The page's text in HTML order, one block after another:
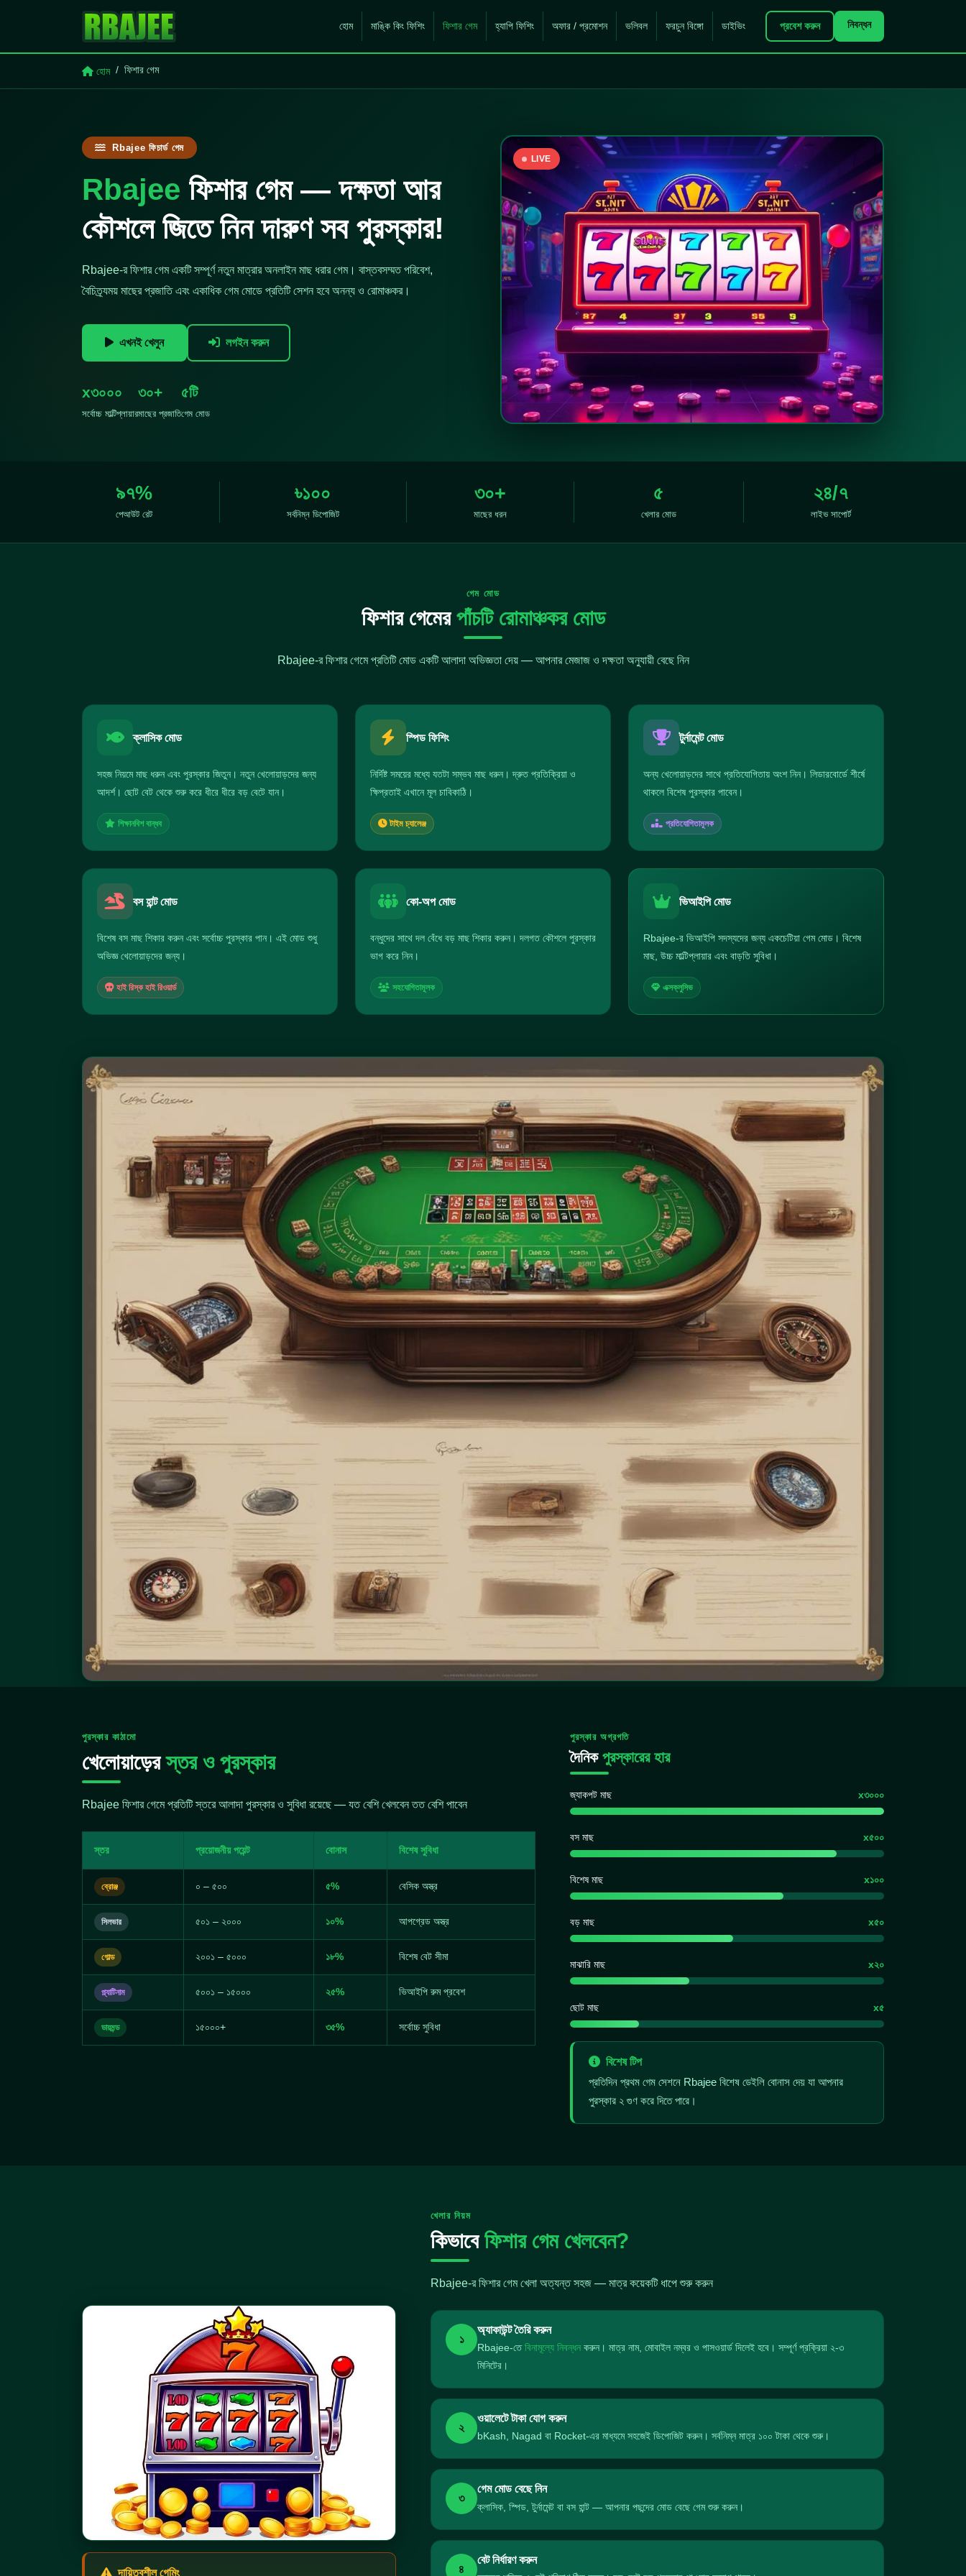
হোম মাঙ্কি কিং ফিশিং ফিশার গেম হ্যাপি ফিশিং অফার / প্রমোশন ভলিবল ফরচুন বিঙ্গো ডাইভিং প্রবেশ করুন নিবন্ধন
হোম ফিশার গেম
Rbajee ফিচার্ড গেম
Rbajee ফিশার গেম — দক্ষতা আর
কৌশলে জিতে নিন দারুণ সব পুরস্কার!
Rbajee-র ফিশার গেম একটি সম্পূর্ণ নতুন মাত্রার অনলাইন মাছ ধরার গেম। বাস্তবসম্মত পরিবেশ,
বৈচিত্র্যময় মাছের প্রজাতি এবং একাধিক গেম মোডে প্রতিটি সেশন হবে অনন্য ও রোমাঞ্চকর।
এখনই খেলুন লগইন করুন
x৩০০০
সর্বোচ্চ মাল্টিপ্লায়ার
৩০+
মাছের প্রজাতি
৫টি
গেম মোড
LIVE
৯৭%
পেআউট রেট
৳১০০
সর্বনিম্ন ডিপোজিট
৩০+
মাছের ধরন
৫
খেলার মোড
২৪/৭
লাইভ সাপোর্ট
গেম মোড
ফিশার গেমেরপাঁচটি রোমাঞ্চকর মোড
Rbajee-র ফিশার গেমে প্রতিটি মোড একটি আলাদা অভিজ্ঞতা দেয় — আপনার মেজাজ ও দক্ষতা অনুযায়ী বেছে নিন
ক্লাসিক মোড
সহজ নিয়মে মাছ ধরুন এবং পুরস্কার জিতুন। নতুন খেলোয়াড়দের জন্য
আদর্শ। ছোট বেট থেকে শুরু করে ধীরে ধীরে বড় বেটে যান।
শিক্ষানবিশ বান্ধব
স্পিড ফিশিং
নির্দিষ্ট সময়ের মধ্যে যতটা সম্ভব মাছ ধরুন। দ্রুত প্রতিক্রিয়া ও
ক্ষিপ্রতাই এখানে মূল চাবিকাঠি।
টাইম চ্যালেঞ্জ
টুর্নামেন্ট মোড
অন্য খেলোয়াড়দের সাথে প্রতিযোগিতায় অংশ নিন। লিডারবোর্ডে শীর্ষে
থাকলে বিশেষ পুরস্কার পাবেন।
প্রতিযোগিতামূলক
বস হান্ট মোড
বিশেষ বস মাছ শিকার করুন এবং সর্বোচ্চ পুরস্কার পান। এই মোড শুধু
অভিজ্ঞ খেলোয়াড়দের জন্য।
হাই রিস্ক হাই রিওয়ার্ড
কো-অপ মোড
বন্ধুদের সাথে দল বেঁধে বড় মাছ শিকার করুন। দলগত কৌশলে পুরস্কার
ভাগ করে নিন।
সহযোগিতামূলক
ভিআইপি মোড
Rbajee-র ভিআইপি সদস্যদের জন্য একচেটিয়া গেম মোড। বিশেষ
মাছ, উচ্চ মাল্টিপ্লায়ার এবং বাড়তি সুবিধা।
এক্সক্লুসিভ
পুরস্কার কাঠামো
খেলোয়াড়েরস্তর ও পুরস্কার
Rbajee ফিশার গেমে প্রতিটি স্তরে আলাদা পুরস্কার ও সুবিধা রয়েছে — যত বেশি খেলবেন তত বেশি পাবেন
স্তর প্রয়োজনীয় পয়েন্ট বোনাস বিশেষ সুবিধা
ব্রোঞ্জ ০ – ৫০০ ৫% বেসিক অস্ত্র
সিলভার ৫০১ – ২০০০ ১০% আপগ্রেড অস্ত্র
গোল্ড ২০০১ – ৫০০০ ১৮% বিশেষ বেট সীমা
প্ল্যাটিনাম ৫০০১ – ১৫০০০ ২৫% ভিআইপি রুম প্রবেশ
ডায়মন্ড ১৫০০০+ ৩৫% সর্বোচ্চ সুবিধা
পুরস্কার অগ্রগতি
দৈনিক পুরস্কারের হার
জ্যাকপট মাছ x৩০০০
বস মাছ x৫০০
বিশেষ মাছ x১০০
বড় মাছ x৫০
মাঝারি মাছ x২০
ছোট মাছ x৫
বিশেষ টিপ
প্রতিদিন প্রথম গেম সেশনে Rbajee বিশেষ ডেইলি বোনাস দেয় যা আপনার
পুরস্কার ২ গুণ করে দিতে পারে।
দায়িত্বশীল গেমিং
খেলার নিয়ম
কিভাবেফিশার গেম খেলবেন?
Rbajee-র ফিশার গেম খেলা অত্যন্ত সহজ — মাত্র কয়েকটি ধাপে শুরু করুন
১
অ্যাকাউন্ট তৈরি করুন
Rbajee-তেবিনামূল্যে নিবন্ধন করুন। মাত্র নাম, মোবাইল নম্বর ও পাসওয়ার্ড দিলেই হবে। সম্পূর্ণ প্রক্রিয়া ২-৩
মিনিটের।
২
ওয়ালেটে টাকা যোগ করুন
bKash, Nagad বা Rocket-এর মাধ্যমে সহজেই ডিপোজিট করুন। সর্বনিম্ন মাত্র ১০০ টাকা থেকে শুরু।
৩
গেম মোড বেছে নিন
ক্লাসিক, স্পিড, টুর্নামেন্ট বা বস হান্ট — আপনার পছন্দের মোড বেছে গেম শুরু করুন।
৪
বেট নির্ধারণ করুন